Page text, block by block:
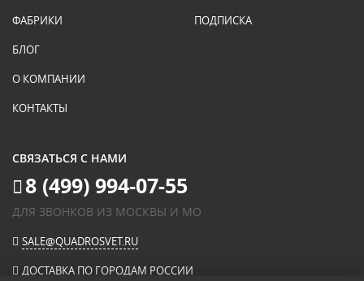
ФАБРИКИ
БЛОГ
О КОМПАНИИ
КОНТАКТЫ
ПОДПИСКА
СВЯЗАТЬСЯ С НАМИ
8 (499) 994-07-55
ДЛЯ ЗВОНКОВ ИЗ МОСКВЫ И МО
SALE@QUADROSVET.RU
ДОСТАВКА ПО ГОРОДАМ РОССИИ